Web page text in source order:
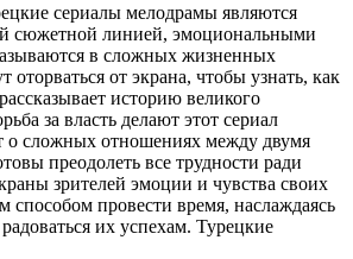
сериалы мелодрамы являются
сюжетной линией, эмоциональными
в сложных жизненных
от экрана, чтобы узнать, как
историю великого
за власть делают этот сериал
о сложных отношениях между двумя
преодолеть все трудности ради
зрителей эмоции и чувства своих
провести время, наслаждаясь
их успехам. Турецкие